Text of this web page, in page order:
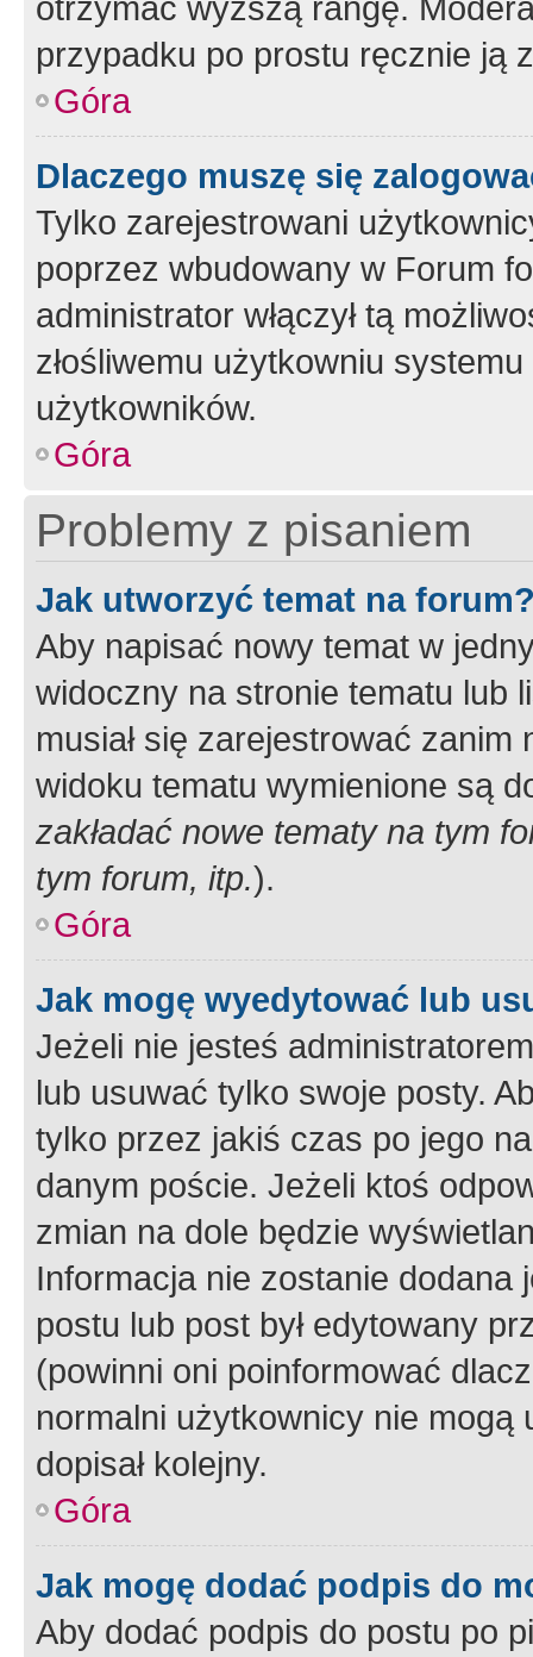
przypadku po prostu ręcznie ją
Góra
Dlaczego muszę się
Tylko zarejestrowani
poprzez wbudowany w Forum
administrator włączył tą
złośliwemu użytkowniu
użytkowników.
Góra
Problemy z pisaniem
Jak utworzyć temat na
Aby napisać nowy temat w
widoczny na stronie tematu lub
musiał się zarejestrować
widoku tematu wymienione są
zakładać nowe tematy na tym
tym forum, itp.).
Góra
Jak mogę wyedytować lub
Jeżeli nie jesteś
lub usuwać tylko swoje posty.
tylko przez jakiś czas po jego
danym poście. Jeżeli ktoś
zmian na dole będzie
Informacja nie zostanie dodana
postu lub post był edytowany
(powinni oni poinformować
normalni użytkownicy nie
dopisał kolejny.
Góra
Jak mogę dodać podpis do
Aby dodać podpis do postu po